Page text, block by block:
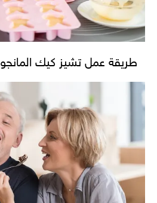
طريقة عمل تشيز كيك المانجو